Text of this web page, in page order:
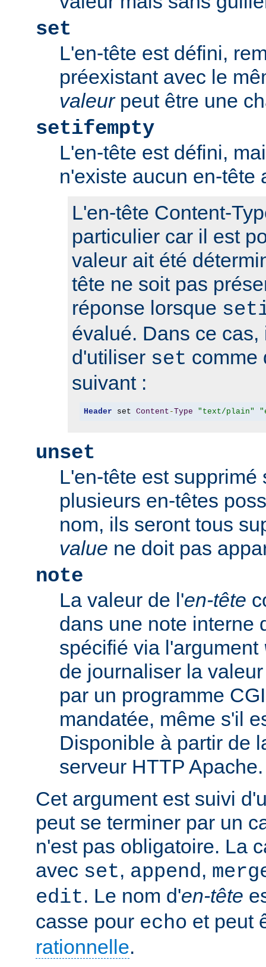
set
L'en-tête est défini,
préexistant avec le
valeurpeut être une
setifempty
L'en-tête est défini,
n'existe aucun en-tête
L'en-tête Content-
particulier car il est
valeur ait été
tête ne soit pas
réponse lorsque
évalué. Dans ce
d'utiliser set comme
suivant :
Header set Content -Type "text/plain"
unset
L'en-tête est supprimé
plusieurs en-têtes
nom, ils seront tous
value ne doit pas
note
La valeur de l'en-tête
dans une note interne
spécifié via l'argument
de journaliser la
par un programme
mandatée, même s'il
Disponible à partir de
serveur HTTP Apache.
Cet argument est suivi
peut se terminer par un
n'est pas obligatoire. La
avec set, append,
edit. Le nom d'en-tête
casse pour echo et peut
rationnelle.